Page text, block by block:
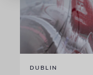
DUBLIN